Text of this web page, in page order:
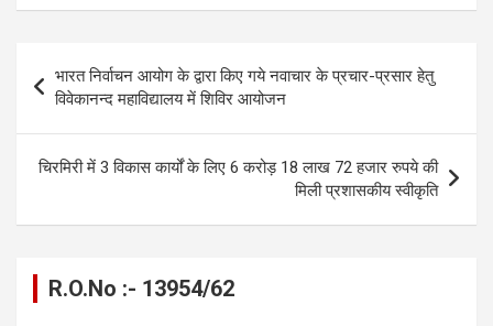
ce
b
o
o
k
se
g
er
at
s
A
p
p
e
gr
a
m
ail py
n
k
ar
navigation
भारत निर्वाचन आयोग के द्वारा किए गये नवाचार के प्रचार-प्रसार हेतु
विवेकानन्द महाविद्यालय में शिविर आयोजन
चिरमिरी में 3 विकास कार्यों के लिए 6 करोड़ 18 लाख 72 हजार रुपये की
मिली प्रशासकीय स्वीकृति
R.O.No :- 13954/62